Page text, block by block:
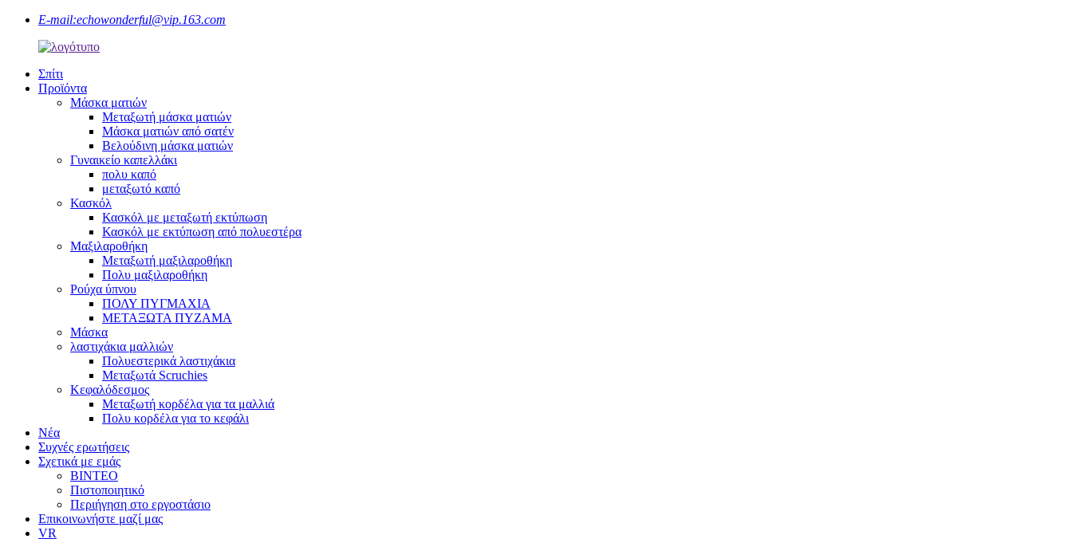
E-mail:echowonderful@vip.163.com
Σπίτι
Προϊόντα
Μάσκα ματιών
Μεταξωτή μάσκα ματιών
Μάσκα ματιών από σατέν
Βελούδινη μάσκα ματιών
Γυναικείο καπελλάκι
πολυ καπό
μεταξωτό καπό
Κασκόλ
Κασκόλ με μεταξωτή εκτύπωση
Κασκόλ με εκτύπωση από πολυεστέρα
Μαξιλαροθήκη
Μεταξωτή μαξιλαροθήκη
Πολυ μαξιλαροθήκη
Ρούχα ύπνου
ΠΟΛΥ ΠΥΓΜΑΧΙΑ
ΜΕΤΑΞΩΤΑ ΠΥΖΑΜΑ
Μάσκα
λαστιχάκια μαλλιών
Πολυεστερικά λαστιχάκια
Μεταξωτά Scruchies
Κεφαλόδεσμος
Μεταξωτή κορδέλα για τα μαλλιά
Πολυ κορδέλα για το κεφάλι
Νέα
Συχνές ερωτήσεις
Σχετικά με εμάς
ΒΙΝΤΕΟ
Πιστοποιητικό
Περιήγηση στο εργοστάσιο
Επικοινωνήστε μαζί μας
VR